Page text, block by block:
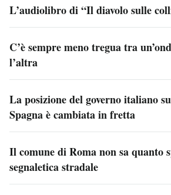
L’audiolibro di “Il diavolo sulle
C’è sempre meno tregua tra
l’altra
La posizione del governo italiano
Spagna è cambiata in fretta
Il comune di Roma non sa quanto
segnaletica stradale